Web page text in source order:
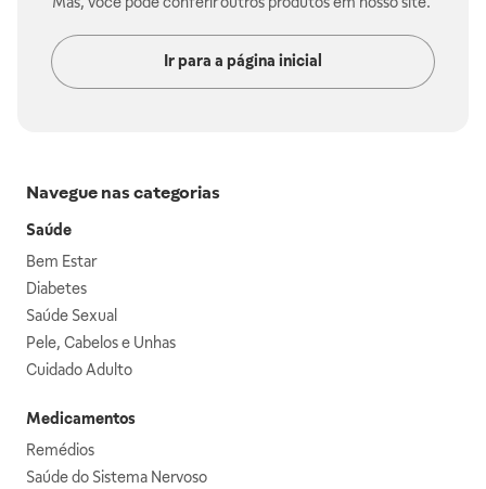
Ir para a página inicial
Navegue nas categorias
Saúde
Bem Estar
Diabetes
Saúde Sexual
Pele, Cabelos e Unhas
Cuidado Adulto
Medicamentos
Remédios
Saúde do Sistema Nervoso